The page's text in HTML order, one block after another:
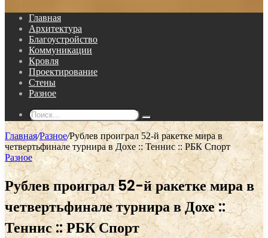
Главная
Архитектура
Благоустройство
Коммуникации
Кровля
Проектирование
Стены
Разное
Поиск...
Главная/Разное/Рублев проиграл 52-й ракетке мира в
четвертьфинале турнира в Дохе :: Теннис :: РБК Спорт
Разное
Рублев проиграл 52-й ракетке мира в
четвертьфинале турнира в Дохе ::
Теннис :: РБК Спорт